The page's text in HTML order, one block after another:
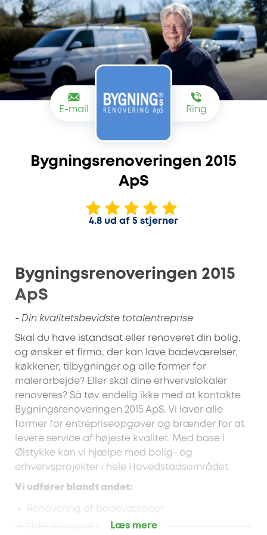
E-mail Ring
Bygningsrenoveringen 2015
ApS
4.8 ud af 5 stjerner
Bygningsrenoveringen 2015
ApS
- Din kvalitetsbevidste totalentreprise
Skal du have istandsat eller renoveret din bolig,
og ønsker et firma, der kan lave badeværelser,
køkkener, tilbygninger og alle former for
malerarbejde? Eller skal dine erhvervslokaler
renoveres? Så tøv endelig ikke med at kontakte
Bygningsrenoveringen 2015 ApS. Vi laver alle
former for entrepriseopgaver og brænder for at
levere service af højeste kvalitet. Med base i
Ølstykke kan vi hjælpe med bolig- og
erhvervsprojekter i hele Hovedstadsområdet.
Vi udfører blandt andet:
Renovering af badeværelser
Udskiftning af døre/vinduer
Læs mere